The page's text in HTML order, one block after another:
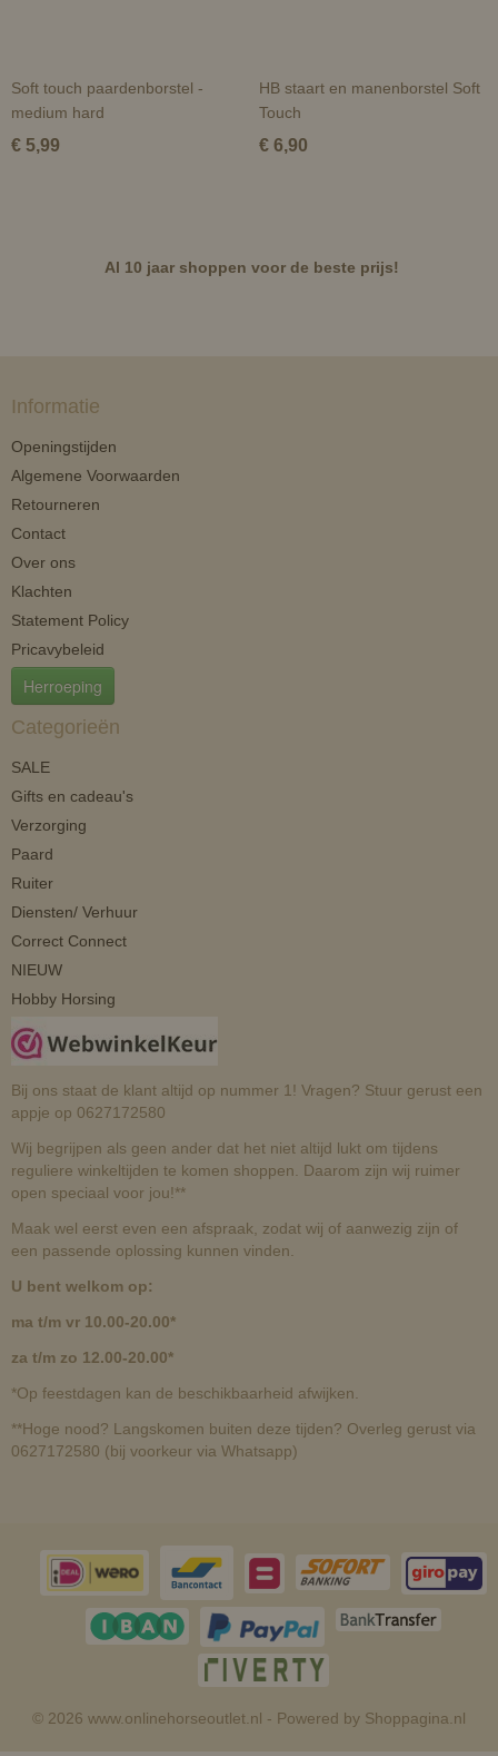
Soft touch paardenborstel -
medium hard
€ 5,99
HB staart en manenborstel Soft
Touch
€ 6,90
Al 10 jaar shoppen voor de beste prijs!
Informatie
Openingstijden
Algemene Voorwaarden
Retourneren
Contact
Over ons
Klachten
Statement Policy
Pricavybeleid
Herroeping
Categorieën
SALE
Gifts en cadeau's
Verzorging
Paard
Ruiter
Diensten/ Verhuur
Correct Connect
NIEUW
Hobby Horsing
Bij ons staat de klant altijd op nummer 1! Vragen? Stuur gerust een
appje op 0627172580
Wij begrijpen als geen ander dat het niet altijd lukt om tijdens
reguliere winkeltijden te komen shoppen. Daarom zijn wij ruimer
open speciaal voor jou!**
Maak wel eerst even een afspraak, zodat wij of aanwezig zijn of
een passende oplossing kunnen vinden.
U bent welkom op:
ma t/m vr 10.00-20.00*
za t/m zo 12.00-20.00*
*Op feestdagen kan de beschikbaarheid afwijken.
**Hoge nood? Langskomen buiten deze tijden? Overleg gerust via
0627172580 (bij voorkeur via Whatsapp)
© 2026 www.onlinehorseoutlet.nl - Powered by Shoppagina.nl